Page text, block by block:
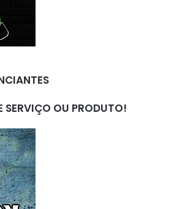
SERVIÇO OU PRODUTO!